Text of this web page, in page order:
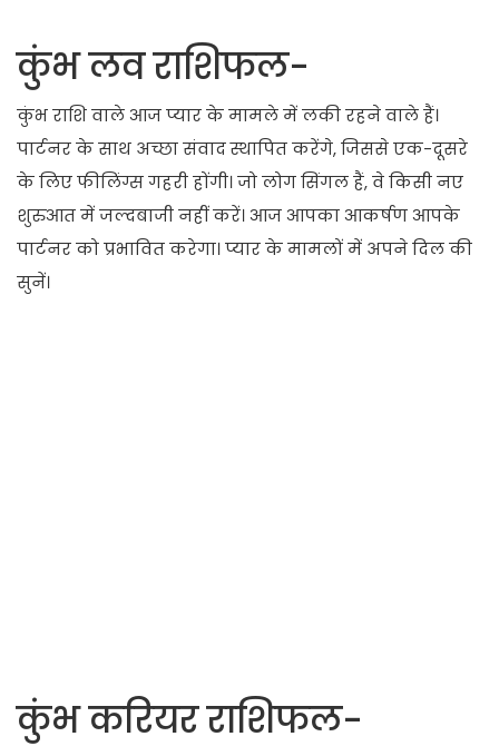
कुंभ लव राशिफल-
कुंभ राशि वाले आज प्यार के मामले में लकी रहने वाले हैं।
पार्टनर के साथ अच्छा संवाद स्थापित करेंगे, जिससे एक-दूसरे
के लिए फीलिंग्स गहरी होंगी। जो लोग सिंगल हैं, वे किसी नए
शुरुआत में जल्दबाजी नहीं करें। आज आपका आकर्षण आपके
पार्टनर को प्रभावित करेगा। प्यार के मामलों में अपने दिल की
सुनें।
कुंभ करियर राशिफल-